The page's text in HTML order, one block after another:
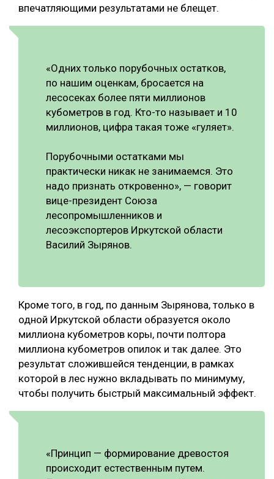
впечатляющими результатами не блещет.
«Одних только порубочных остатков,
по нашим оценкам, бросается на
лесосеках более пяти миллионов
кубометров в год. Кто-то называет и 10
миллионов, цифра такая тоже «гуляет».
Порубочными остатками мы
практически никак не занимаемся. Это
надо признать откровенно», — говорит
вице-президент Союза
лесопромышленников и
лесоэкспортеров Иркутской области
Василий Зырянов.
Кроме того, в год, по данным Зырянова, только в
одной Иркутской области образуется около
миллиона кубометров коры, почти полтора
миллиона кубометров опилок и так далее. Это
результат сложившейся тенденции, в рамках
которой в лес нужно вкладывать по минимуму,
чтобы получить быстрый максимальный эффект.
«Принцип — формирование древостоя
происходит естественным путем.